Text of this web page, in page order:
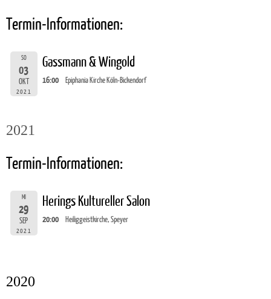
Termin-Informationen:
SO
03
OKT
2021
Gassmann & Wingold
16:00 Epiphania Kirche Köln-Bickendorf
2021
Termin-Informationen:
MI
29
SEP
2021
Herings Kultureller Salon
20:00 Heiliggeistkirche, Speyer
2020